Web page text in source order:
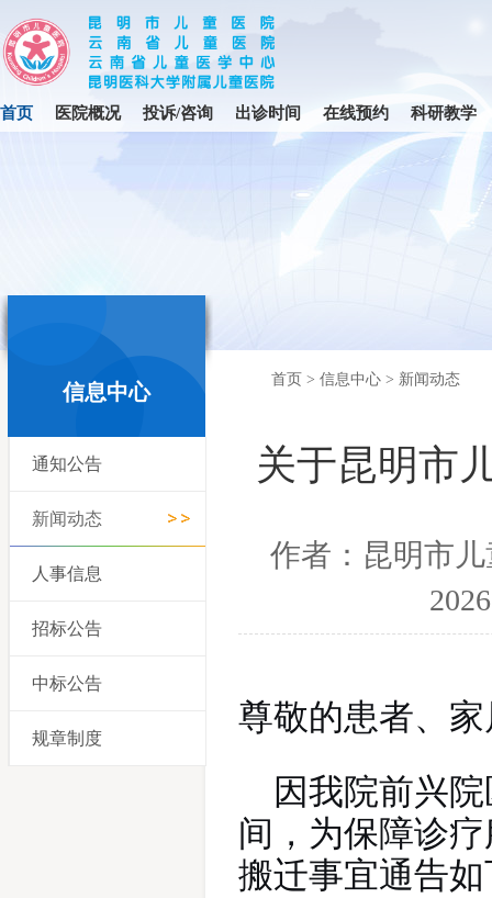
首页 医院概况 投诉/咨询 出诊时间 在线预约 科研教学
信息中心
通知公告
新闻动态
人事信息
招标公告
中标公告
规章制度
首页 > 信息中心 > 新闻动态
关于昆明市
作者：昆明市
尊敬的患者、
因我院前兴
间，为保障诊
搬迁事宜通告